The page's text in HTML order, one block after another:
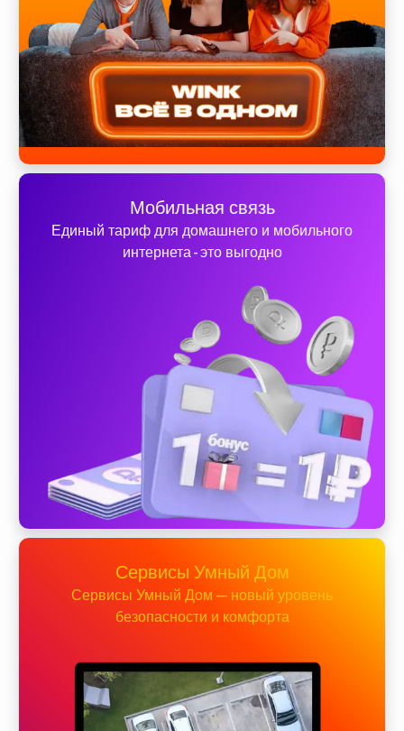
Мобильная связь
Единый тариф для домашнего и мобильного
интернета - это выгодно
Сервисы Умный Дом
Сервисы Умный Дом — новый уровень
безопасности и комфорта